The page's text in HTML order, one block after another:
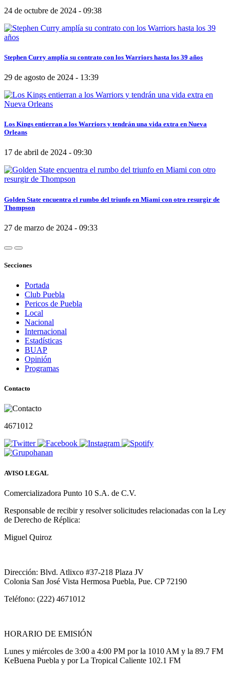
24 de octubre de 2024 - 09:38
Stephen Curry amplía su contrato con los Warriors hasta los 39 años
29 de agosto de 2024 - 13:39
Los Kings entierran a los Warriors y tendrán una vida extra en Nueva
Orleans
17 de abril de 2024 - 09:30
Golden State encuentra el rumbo del triunfo en Miami con otro resurgir de
Thompson
27 de marzo de 2024 - 09:33
Secciones
Portada
Club Puebla
Pericos de Puebla
Local
Nacional
Internacional
Estadísticas
BUAP
Opinión
Programas
Contacto
4671012
AVISO LEGAL
Comercializadora Punto 10 S.A. de C.V.
Responsable de recibir y resolver solicitudes relacionadas con la Ley
de Derecho de Réplica:
Miguel Quiroz
Dirección: Blvd. Atlixco #37-218 Plaza JV
Colonia San José Vista Hermosa Puebla, Pue. CP 72190
Teléfono: (222) 4671012
HORARIO DE EMISIÓN
Lunes y miércoles de 3:00 a 4:00 PM por la 1010 AM y la 89.7 FM
KeBuena Puebla y por La Tropical Caliente 102.1 FM